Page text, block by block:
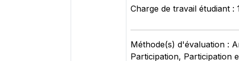
Charge de travail étudiant :
Méthode(s) d'évaluation :
Participation, Participation